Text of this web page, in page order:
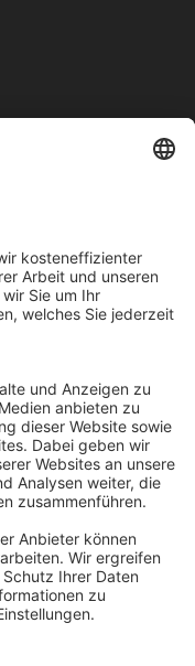
werden
Senatsverwaltung für
114236103
Körperschaft befreit
unter der